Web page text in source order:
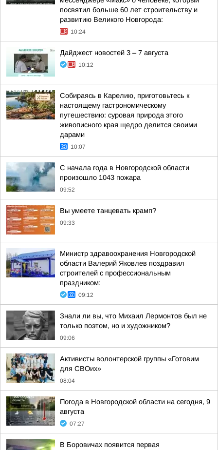
посвятил больше 60 лет строительству и
развитию Великого Новгорода:
10:24
Дайджест новостей 3 – 7 августа
10:12
Собираясь в Карелию, приготовьтесь к
настоящему гастрономическому
путешествию: суровая природа этого
живописного края щедро делится своими
дарами
10:07
С начала года в Новгородской области
произошло 1043 пожара
09:52
Вы умеете танцевать крамп?
09:33
Министр здравоохранения Новгородской
области Валерий Яковлев поздравил
строителей с профессиональным
праздником:
09:12
Знали ли вы, что Михаил Лермонтов был не
только поэтом, но и художником?
09:06
Активисты волонтерской группы «Готовим
для СВОих»
08:04
Погода в Новгородской области на сегодня, 9
августа
07:27
В Боровичах появится первая